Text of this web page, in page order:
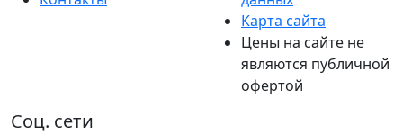
Карта сайта
Цены на сайте не
являются публичной
офертой
Соц. сети